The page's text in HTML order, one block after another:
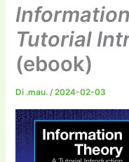
Tutorial
(ebook)
Di .mau./2024-02-03